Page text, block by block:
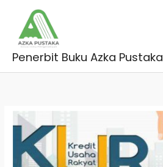
content
Penerbit Buku Azka Pustaka